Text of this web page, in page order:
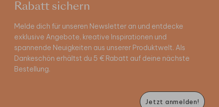
Rabatt sichern
Melde dich für unseren Newsletter an und entdecke
exklusive Angebote, kreative Inspirationen und
spannende Neuigkeiten aus unserer Produktwelt. Als
Dankeschön erhältst du 5 € Rabatt auf deine nächste
Bestellung.
Jetzt anmelden!